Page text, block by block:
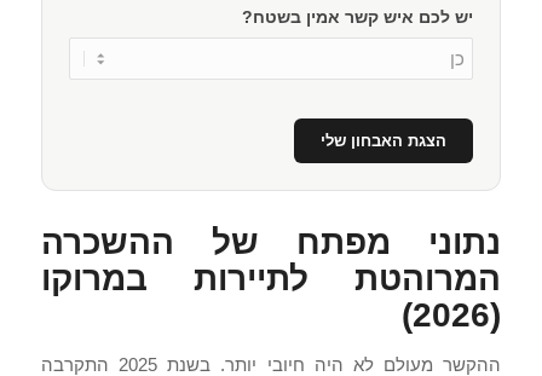
יש לכם איש קשר אמין בשטח?
הצגת האבחון שלי
נתוני מפתח של ההשכרה
המרוהטת לתיירות במרוקו
(2026)
ההקשר מעולם לא היה חיובי יותר. בשנת 2025 התקרבה